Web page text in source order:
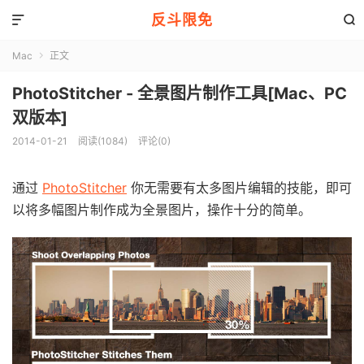
反斗限免 

Mac  正文
PhotoStitcher - 全景图片制作工具[Mac、PC
双版本]
2014-01-21 阅读(1084) 评论(0)
通过 PhotoStitcher 你无需要有太多图片编辑的技能，即可
以将多幅图片制作成为全景图片，操作十分的简单。